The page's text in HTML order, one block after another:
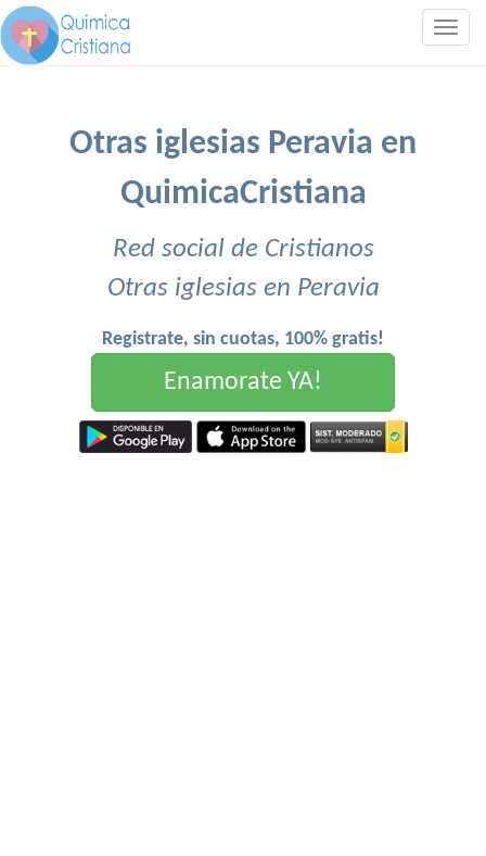
Otras iglesias Peravia en
QuimicaCristiana
Red social de Cristianos
Otras iglesias en Peravia
Registrate, sin cuotas, 100% gratis!
Enamorate YA!